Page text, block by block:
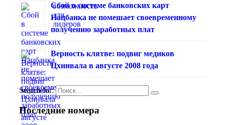
Сбой в системе банковских карт
Нацбанка не помешает своевременному
получению заработных плат
Верность клятве: подвиг медиков
Цхинвала в августе 2008 года
Search for:
Последние номера